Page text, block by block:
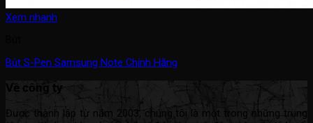
Xem nhanh
Bút S-Pen Samsung Note Chính Hãng
Về công ty
Được thành lập từ năm 2003, chúng tôi là một trong những trung